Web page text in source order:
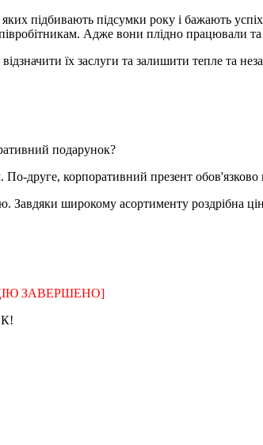
яких підбивають підсумки року і бажають
Адже вони плідно працювали та
їх заслуги та залишити тепле та
подарунок?
друге, корпоративний презент обов'язково
Завдяки широкому асортименту роздрібна
ЗАВЕРШЕНО]